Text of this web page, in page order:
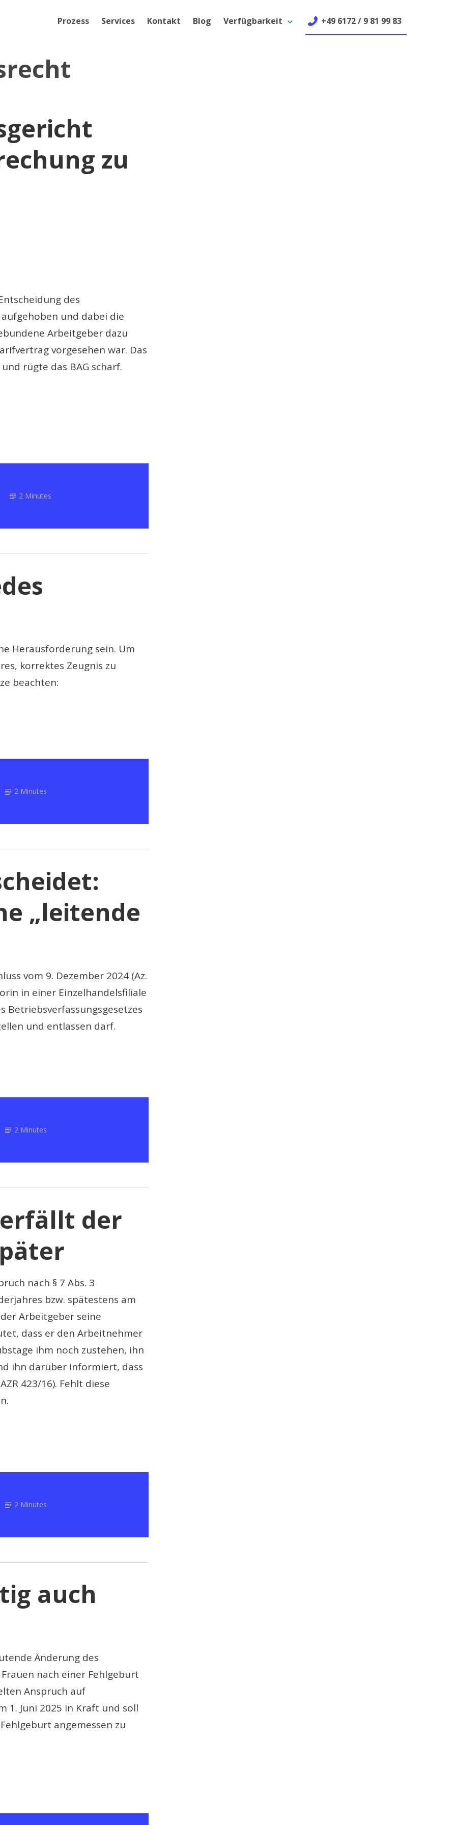
Prozess Services Kontakt Blog Verfügbarkeit +49 6172 / 9 81 99 83
zu
des
und dabei die
Arbeitgeber dazu
vorgesehen war. Das
rügte das BAG scharf.
2 Minutes
Herausforderung sein. Um
korrektes Zeugnis zu
beachten:
2 Minutes
„leitende
vom 9. Dezember 2024 (Az.
in einer Einzelhandelsfiliale
Betriebsverfassungsgesetzes
und entlassen darf.
2 Minutes
der
nach § 7 Abs. 3
bzw. spätestens am
Arbeitgeber seine
dass er den Arbeitnehmer
ihm noch zustehen, ihn
ihn darüber informiert, dass
423/16). Fehlt diese
2 Minutes
auch
Änderung des
nach einer Fehlgeburt
Anspruch auf
1. Juni 2025 in Kraft und soll
angemessen zu